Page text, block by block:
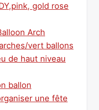
gold rose
Arch
vert ballons
de haut niveau
ballon
une fête